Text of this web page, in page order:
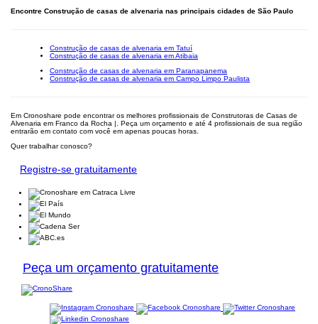
Encontre Construção de casas de alvenaria nas principais cidades de São Paulo
Construção de casas de alvenaria em Tatuí
Construção de casas de alvenaria em Atibaia
Construção de casas de alvenaria em Paranapanema
Construção de casas de alvenaria em Campo Limpo Paulista
Em Cronoshare pode encontrar os melhores profissionais de Construtoras de Casas de
Alvenaria em Franco da Rocha |. Peça um orçamento e até 4 profissionais de sua região
entrarão em contato com você em apenas poucas horas.
Quer trabalhar conosco?
Registre-se gratuitamente
Peça um orçamento gratuitamente